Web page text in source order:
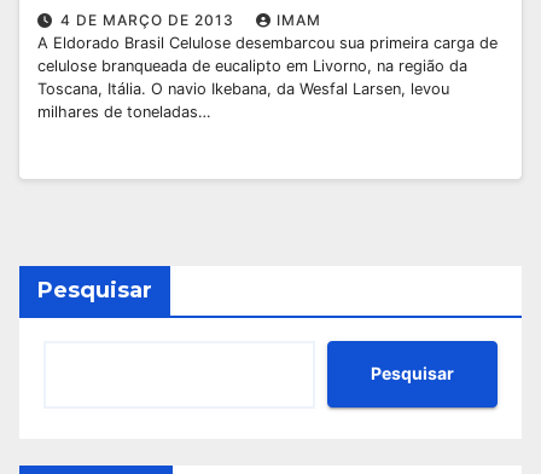
4 DE MARÇO DE 2013
IMAM
A Eldorado Brasil Celulose desembarcou sua primeira carga de
celulose branqueada de eucalipto em Livorno, na região da
Toscana, Itália. O navio Ikebana, da Wesfal Larsen, levou
milhares de toneladas…
Pesquisar
Pesquisar